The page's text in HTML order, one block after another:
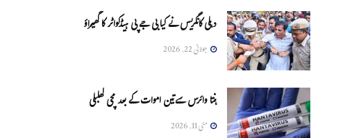
دہلی کانگریس نے کیا بی جے پی ہیڈکواٹر کا گھیراؤ
جولائی 22, 2026
ہنتا وائرس سےتین اموات کے بعد مچی کھلبلی
مئی 11, 2026